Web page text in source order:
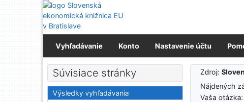
Prejsť na obsah
Prejsť na menu
Prehlásenie o webovej prístupnosti
Vyhľadávanie Konto Nastavenie účtu
Zdroj:
Nájdených
Vaša
Súvisiace stránky
Výsledky vyhľadávania